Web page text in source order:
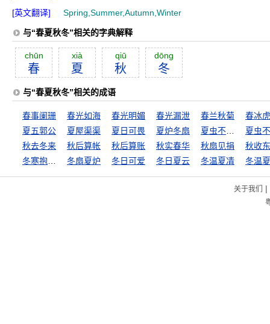
[英文翻译]
Spring,Summer,Autumn,Winter
与“春夏秋冬”相关的字典解释
chūn
春
xià
夏
qiū
秋
dōng
冬
与“春夏秋冬”相关的成语
春事阑珊 春光如海 春光明媚 春光漏泄 春兰秋菊
春冰
夏五郭公
夏屋渠渠 夏日可畏 夏炉冬扇
秋去冬来
秋后算帐 秋后算账 秋实春华 秋扇见捐
秋收
冬扇夏炉 冬日可爱 冬日夏云 冬温夏凊 冬温
关于我们 |